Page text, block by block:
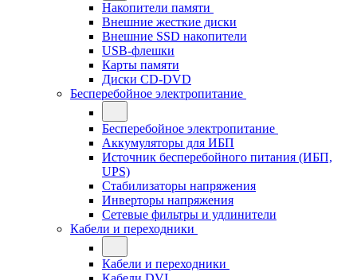
Накопители памяти
Внешние жесткие диски
Внешние SSD накопители
USB-флешки
Карты памяти
Диски CD-DVD
Бесперебойное электропитание
Бесперебойное электропитание
Аккумуляторы для ИБП
Источник бесперебойного питания (ИБП,
UPS)
Стабилизаторы напряжения
Инверторы напряжения
Сетевые фильтры и удлинители
Кабели и переходники
Кабели и переходники